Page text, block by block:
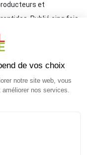
et
Publié cinq fois
et des grands